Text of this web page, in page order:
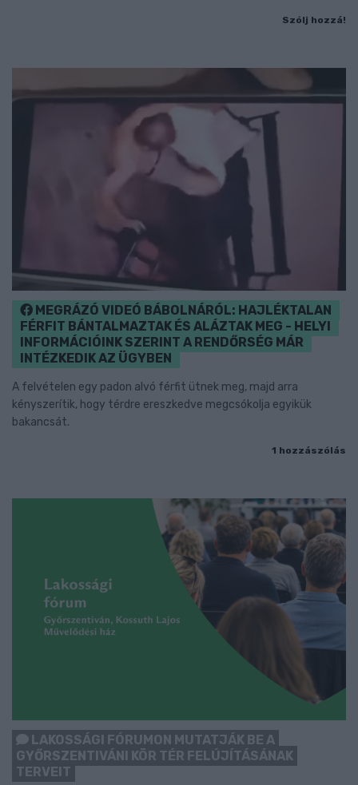
Szólj hozzá!
MEGRÁZÓ VIDEÓ BÁBOLNÁRÓL: HAJLÉKTALAN
FÉRFIT BÁNTALMAZTAK ÉS ALÁZTAK MEG - HELYI
INFORMÁCIÓINK SZERINT A RENDŐRSÉG MÁR
INTÉZKEDIK AZ ÜGYBEN
A felvételen egy padon alvó férfit ütnek meg, majd arra
kényszerítik, hogy térdre ereszkedve megcsókolja egyikük
bakancsát.
1 hozzászólás
LAKOSSÁGI FÓRUMON MUTATJÁK BE A
GYŐRSZENTIVÁNI KÖR TÉR FELÚJÍTÁSÁNAK
TERVEIT